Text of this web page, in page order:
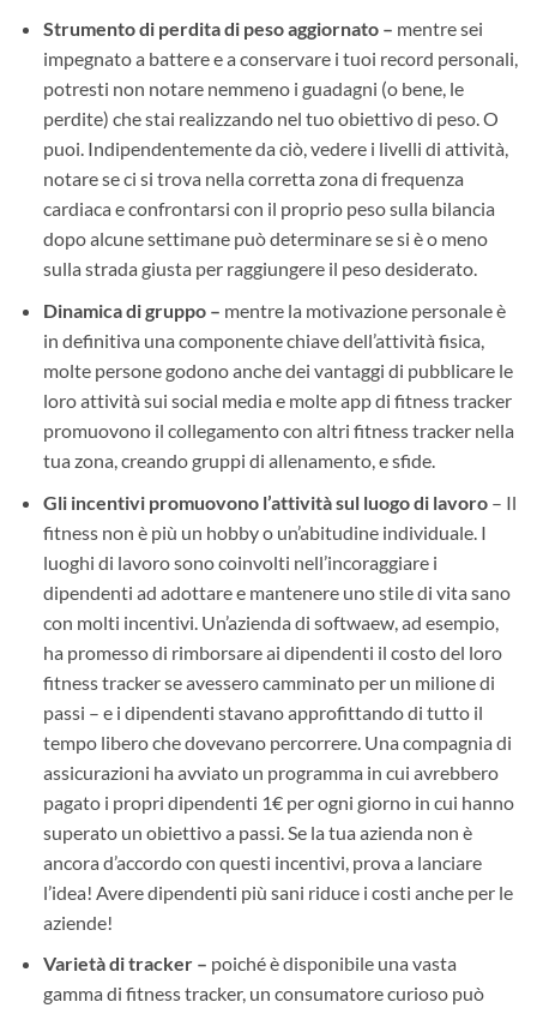
Strumento di perdita di peso aggiornato – mentre sei
impegnato a battere e a conservare i tuoi record personali,
potresti non notare nemmeno i guadagni (o bene, le
perdite) che stai realizzando nel tuo obiettivo di peso. O
puoi. Indipendentemente da ciò, vedere i livelli di attività,
notare se ci si trova nella corretta zona di frequenza
cardiaca e confrontarsi con il proprio peso sulla bilancia
dopo alcune settimane può determinare se si è o meno
sulla strada giusta per raggiungere il peso desiderato.
Dinamica di gruppo – mentre la motivazione personale è
in definitiva una componente chiave dell’attività fisica,
molte persone godono anche dei vantaggi di pubblicare le
loro attività sui social media e molte app di fitness tracker
promuovono il collegamento con altri fitness tracker nella
tua zona, creando gruppi di allenamento, e sfide.
Gli incentivi promuovono l’attività sul luogo di lavoro– Il
fitness non è più un hobby o un’abitudine individuale. I
luoghi di lavoro sono coinvolti nell’incoraggiare i
dipendenti ad adottare e mantenere uno stile di vita sano
con molti incentivi. Un’azienda di softwaew, ad esempio,
ha promesso di rimborsare ai dipendenti il costo del loro
fitness tracker se avessero camminato per un milione di
passi – e i dipendenti stavano approfittando di tutto il
tempo libero che dovevano percorrere. Una compagnia di
assicurazioni ha avviato un programma in cui avrebbero
pagato i propri dipendenti 1€ per ogni giorno in cui hanno
superato un obiettivo a passi. Se la tua azienda non è
ancora d’accordo con questi incentivi, prova a lanciare
l’idea! Avere dipendenti più sani riduce i costi anche per le
aziende!
Varietà di tracker – poiché è disponibile una vasta
gamma di fitness tracker, un consumatore curioso può